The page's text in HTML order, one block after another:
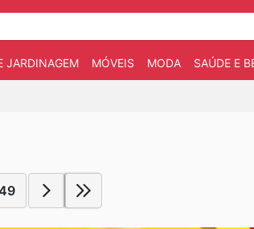
JARDINAGEM MÓVEIS MODA SAÚDE E